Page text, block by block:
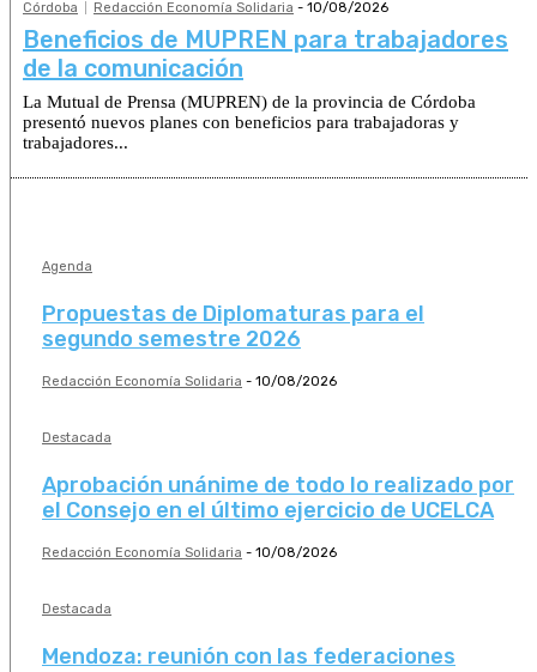
Córdoba Redacción Economía Solidaria - 10/08/2026
Beneficios de MUPREN para trabajadores
de la comunicación
La Mutual de Prensa (MUPREN) de la provincia de Córdoba
presentó nuevos planes con beneficios para trabajadoras y
trabajadores...
Agenda
Propuestas de Diplomaturas para el
segundo semestre 2026
Redacción Economía Solidaria - 10/08/2026
Destacada
Aprobación unánime de todo lo realizado por
el Consejo en el último ejercicio de UCELCA
Redacción Economía Solidaria - 10/08/2026
Destacada
Mendoza: reunión con las federaciones